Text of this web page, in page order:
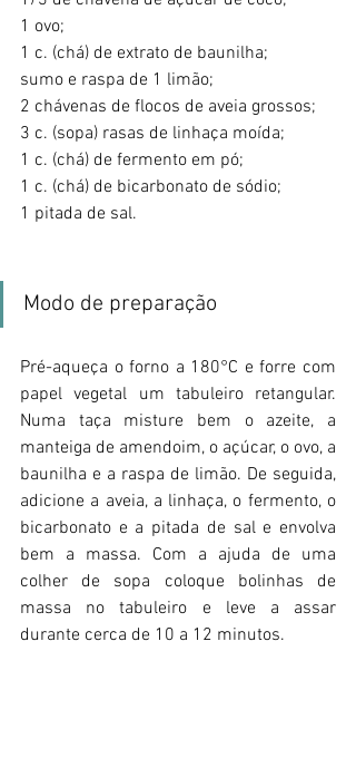
1 ovo;
1 c. (chá) de extrato de baunilha;
sumo e raspa de 1 limão;
2 chávenas de flocos de aveia grossos;
3 c. (sopa) rasas de linhaça moída;
1 c. (chá) de fermento em pó;
1 c. (chá) de bicarbonato de sódio;
1 pitada de sal.
Modo de preparação
Pré-aqueça o forno a 180°C e forre com
papel vegetal um tabuleiro retangular.
Numa taça misture bem o azeite, a
manteiga de amendoim, o açúcar, o ovo, a
baunilha e a raspa de limão. De seguida,
adicione a aveia, a linhaça, o fermento, o
bicarbonato e a pitada de sal e envolva
bem a massa. Com a ajuda de uma
colher de sopa coloque bolinhas de
massa no tabuleiro e leve a assar
durante cerca de 10 a 12 minutos.